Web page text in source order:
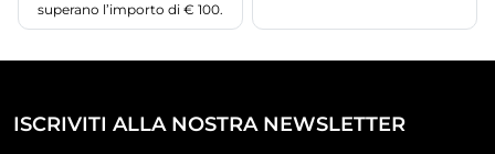
superano l’importo di € 100.
ISCRIVITI ALLA NOSTRA NEWSLETTER